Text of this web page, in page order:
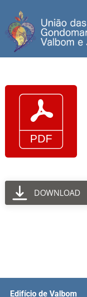
DOWNLOAD
Edifício de Valbom